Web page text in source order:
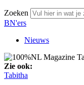
Zoeken
BN'ers
Nieuws
Zie ook:
Tabitha